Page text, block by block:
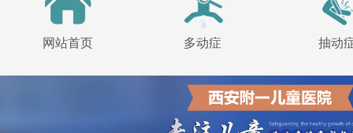
网站首页 多动症 抽动